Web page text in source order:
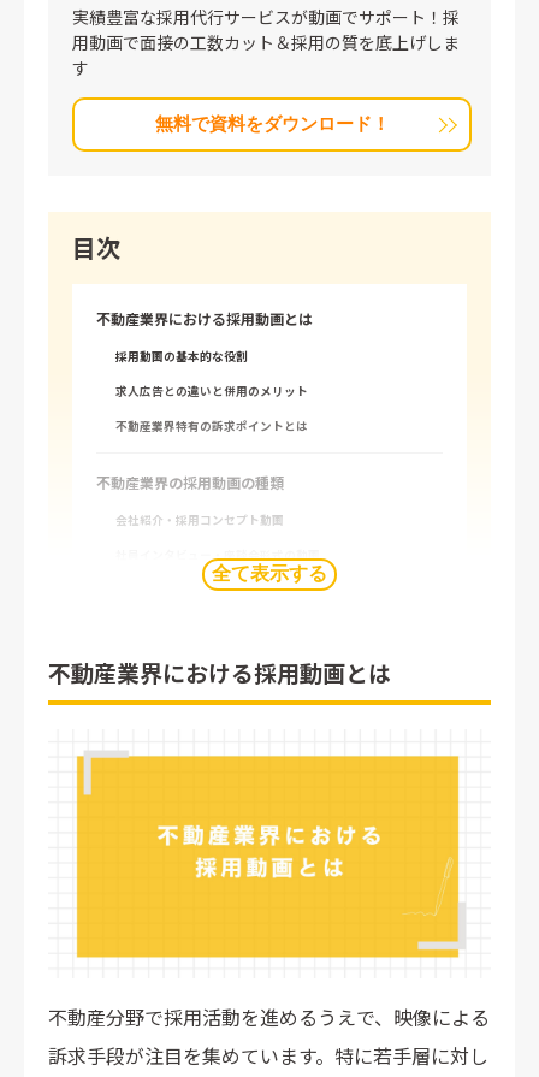
実績豊富な採用代行サービスが動画でサポート！採
用動画で面接の工数カット＆採用の質を底上げしま
す
無料で資料をダウンロード！
目次
不動産業界における採用動画とは
採用動画の基本的な役割
求人広告との違いと併用のメリット
不動産業界特有の訴求ポイントとは
不動産業界の採用動画の種類
会社紹介・採用コンセプト動画
社員インタビュー・座談会形式の動画
ドキュメンタリー・密着動画
不動産業界で採用動画が有効な理由
実際の仕事内容・職場環境を伝えやすい
不動産業界での採用動画活用事例
YouTubeを活用したブランディング強化（例：ランドネッ
不動産業界で採用動画を制作するポイント
全て表示する
不動産業界における採用動画とは
不動産分野で採用活動を進めるうえで、映像による
訴求手段が注目を集めています。特に若手層に対し